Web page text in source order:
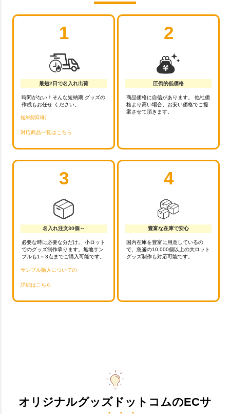
1
最短2日で名入れ出荷
時間がない！そんな短納期 グッズの
作成もお任せ ください。
短納期印刷
対応商品一覧はこちら
2
圧倒的低価格
商品価格に自信があります。 他社価
格より高い場合、お安い価格でご提
案させて頂きます。
3
名入れ注文30個～
必要な時に必要な分だけ。 小ロット
でのグッズ制作承ります。無地サン
プルも1～3点までご購入可能です。
サンプル購入についての
詳細はこちら
4
豊富な在庫で安心
国内在庫を豊富に用意しているの
で、急遽の10,000個以上の大ロット
グッズ制作も対応可能です。
オリジナルグッズドットコムのECサ